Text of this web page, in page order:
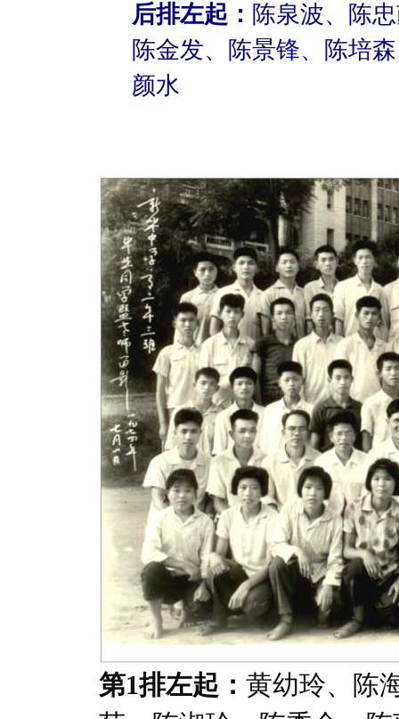
后排左起： 陈泉波、陈
陈金发、陈景锋、陈培
颜水
第1排左起： 黄幼玲、陈